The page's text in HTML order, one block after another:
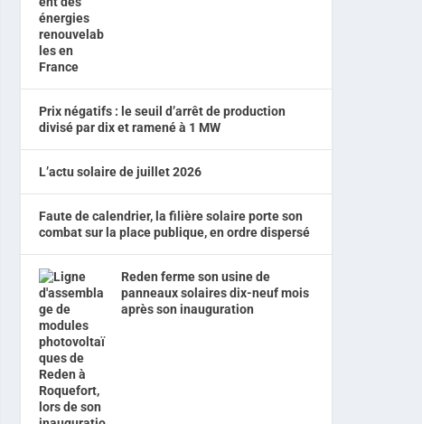
Prix négatifs : le seuil d’arrêt de production
divisé par dix et ramené à 1 MW
L’actu solaire de juillet 2026
Faute de calendrier, la filière solaire porte son
combat sur la place publique, en ordre dispersé
Reden ferme son usine de
panneaux solaires dix-neuf mois
après son inauguration